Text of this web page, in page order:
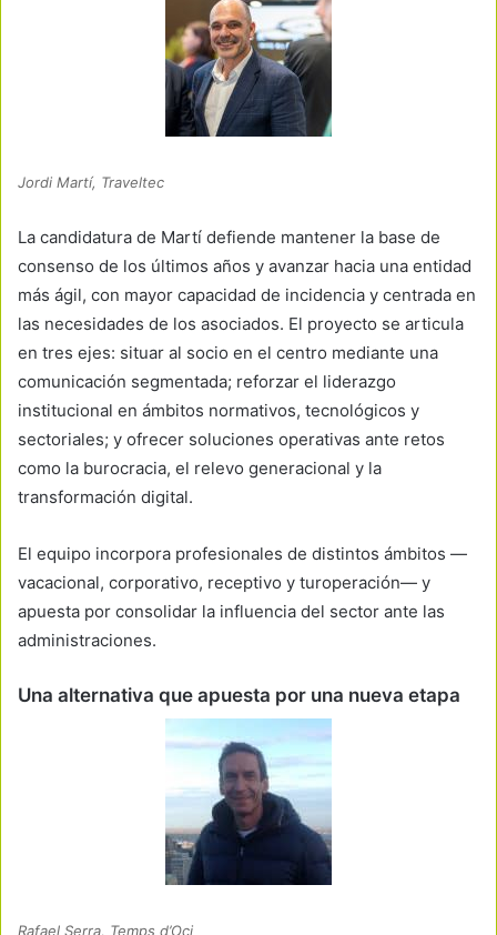
Jordi Martí, Traveltec
La candidatura de Martí defiende mantener la base de
consenso de los últimos años y avanzar hacia una entidad
más ágil, con mayor capacidad de incidencia y centrada en
las necesidades de los asociados. El proyecto se articula
en tres ejes: situar al socio en el centro mediante una
comunicación segmentada; reforzar el liderazgo
institucional en ámbitos normativos, tecnológicos y
sectoriales; y ofrecer soluciones operativas ante retos
como la burocracia, el relevo generacional y la
transformación digital.
El equipo incorpora profesionales de distintos ámbitos —
vacacional, corporativo, receptivo y turoperación— y
apuesta por consolidar la influencia del sector ante las
administraciones.
Una alternativa que apuesta por una nueva etapa
Rafael Serra, Temps d’Oci